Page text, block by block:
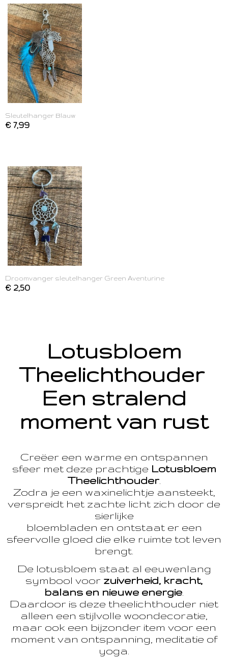
Sleutelhanger Blauw
€ 7,99
Droomvanger sleutelhanger Green Aventurine
€ 2,50
Lotusbloem
Theelichthouder
Een stralend
moment van rust
Creëer een warme en ontspannen
sfeer met deze prachtige Lotusbloem
Theelichthouder.
Zodra je een waxinelichtje aansteekt,
verspreidt het zachte licht zich door de
sierlijke
bloembladen en ontstaat er een
sfeervolle gloed die elke ruimte tot leven
brengt.
De lotusbloem staat al eeuwenlang
symbool voor zuiverheid, kracht,
balans en nieuwe energie
Daardoor is deze theelichthouder niet
alleen een stijlvolle woondecoratie,
maar ook een bijzonder item voor een
moment van ontspanning, meditatie of
yoga.